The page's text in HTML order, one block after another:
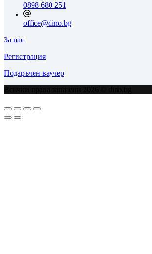
0898 680 251
office@dino.bg
За нас
Регистрация
Подаръчен ваучер